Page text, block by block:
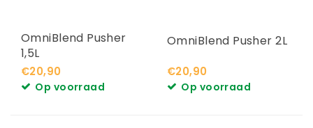
OmniBlend Pusher
1,5L
€20,90
Op voorraad
OmniBlend Pusher 2L
€20,90
Op voorraad